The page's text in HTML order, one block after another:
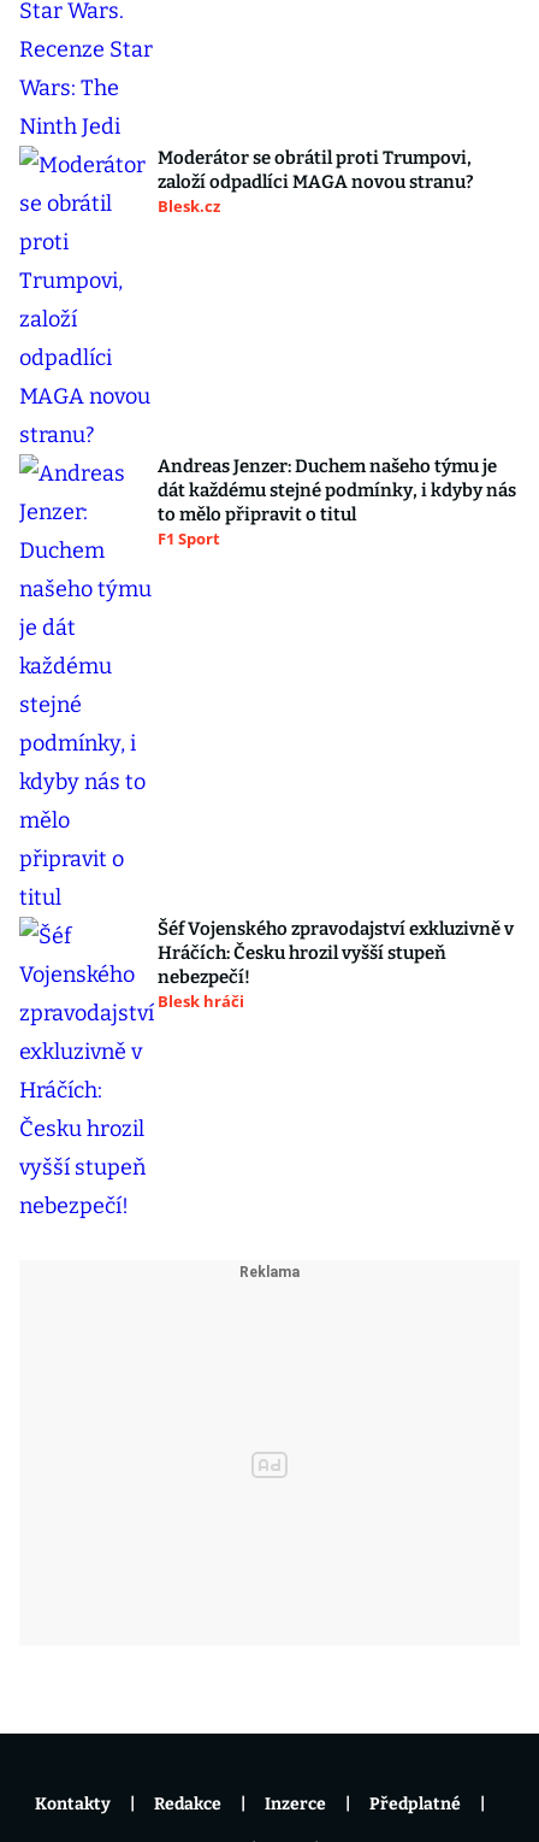
Moderátor se obrátil proti Trumpovi,
založí odpadlíci MAGA novou stranu?
Blesk.cz
Andreas Jenzer: Duchem našeho týmu je
dát každému stejné podmínky, i kdyby nás
to mělo připravit o titul
F1 Sport
Šéf Vojenského zpravodajství exkluzivně v
Hráčích: Česku hrozil vyšší stupeň
nebezpečí!
Blesk hráči
Kontakty Redakce Inzerce Předplatné